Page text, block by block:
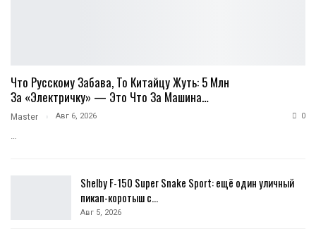
Что Русскому Забава, То Китайцу Жуть: 5 Млн
За «электричку» — Это Что За Машина…
Master Авг 6, 2026 0
Shelby F-150 Super Snake Sport: ещё один уличный
пикап-коротыш с…
Авг 5, 2026